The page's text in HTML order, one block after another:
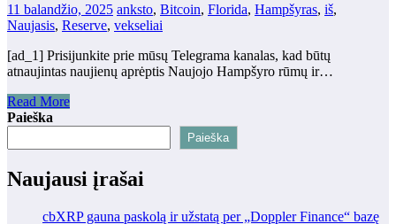
11 balandžio, 2025 anksto, Bitcoin, Florida, Hampšyras, iš,
Naujasis, Reserve, vekseliai
[ad_1] Prisijunkite prie mūsų Telegrama kanalas, kad būtų
atnaujintas naujienų aprėptis Naujojo Hampšyro rūmų ir…
Read More
Paieška
Paieška
Naujausi įrašai
cbXRP gauna paskolą ir užstatą per „Doppler Finance“ bazę